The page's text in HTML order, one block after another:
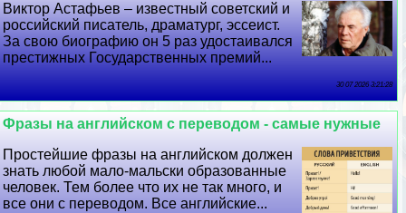
Виктор Астафьев – известный советский и
российский писатель, драматург, эссеист.
За свою биографию он 5 раз удостаивался
престижных Государственных премий...
30 07 2026 3:21:28
Фразы на английском с переводом - самые нужные
Простейшие фразы на английском должен
знать любой мало-мальски образованные
человек. Тем более что их не так много, и
все они с переводом. Все английские...